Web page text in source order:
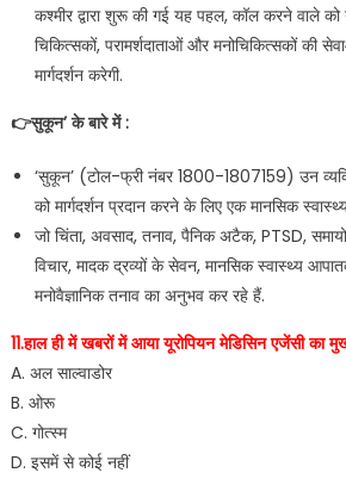
कश्मीर द्वारा शुरू की गई यह पहल, कॉल करने वाले को
चिकित्सकों, परामर्शदाताओं और मनोचिकित्सकों की
मार्गदर्शन करेगी.
👉सुकून’ के बारे में :
‘सुकून’ (टोल-फ्री नंबर 1800-1807159) उन
को मार्गदर्शन प्रदान करने के लिए एक मानसिक
जो चिंता, अवसाद, तनाव, पैनिक अटैक, PTSD,
विचार, मादक द्रव्यों के सेवन, मानसिक स्वास्थ्य
मनोवैज्ञानिक तनाव का अनुभव कर रहे हैं.
11.हाल ही में खबरों में आया यूरोपियन मेडिसिन एजेंसी का
A. अल साल्वाडोर
B. ओरू
C. गोत्स्म
D. इसमें से कोई नहीं